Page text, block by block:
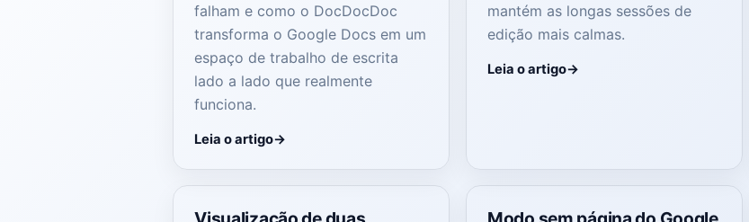
falham e como o DocDocDoc
transforma o Google Docs em um
espaço de trabalho de escrita
lado a lado que realmente
funciona.
Leia o artigo
mantém as longas sessões de
edição mais calmas.
Leia o artigo